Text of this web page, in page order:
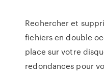
Rechercher et
fichiers en double
place sur votre
redondances pour